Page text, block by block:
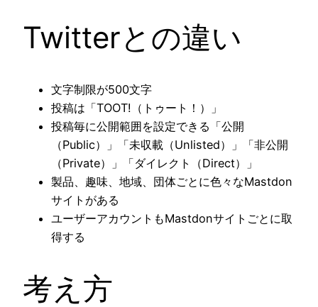
Twitterとの違い
文字制限が500文字
投稿は「TOOT!（トゥート！）」
投稿毎に公開範囲を設定できる「公開
（Public）」「未収載（Unlisted）」「非公開
（Private）」「ダイレクト（Direct）」
製品、趣味、地域、団体ごとに色々なMastdon
サイトがある
ユーザーアカウントもMastdonサイトごとに取
得する
考え方